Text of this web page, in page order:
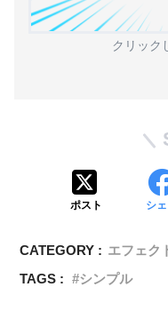
クリック
ポスト シ
CATEGORY : エフェク
TAGS :
シンプル